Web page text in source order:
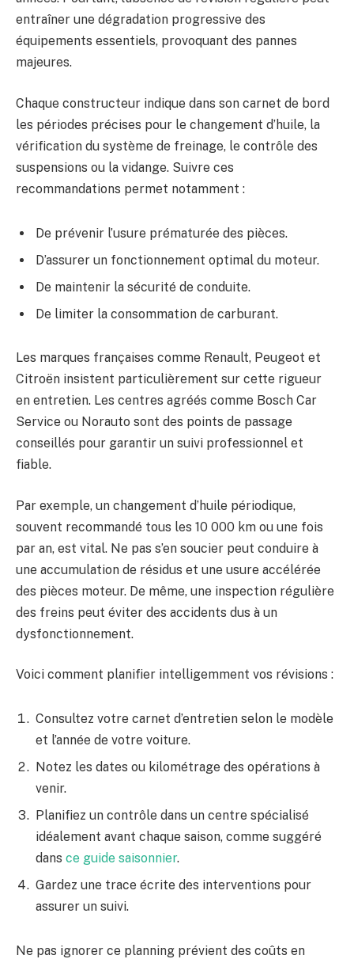
entraîner une dégradation progressive des
équipements essentiels, provoquant des pannes
majeures.
Chaque constructeur indique dans son carnet de bord
les périodes précises pour le changement d’huile, la
vérification du système de freinage, le contrôle des
suspensions ou la vidange. Suivre ces
recommandations permet notamment :
De prévenir l’usure prématurée des pièces.
D’assurer un fonctionnement optimal du moteur.
De maintenir la sécurité de conduite.
De limiter la consommation de carburant.
Les marques françaises comme Renault, Peugeot et
Citroën insistent particulièrement sur cette rigueur
en entretien. Les centres agréés comme Bosch Car
Service ou Norauto sont des points de passage
conseillés pour garantir un suivi professionnel et
fiable.
Par exemple, un changement d’huile périodique,
souvent recommandé tous les 10 000 km ou une fois
par an, est vital. Ne pas s’en soucier peut conduire à
une accumulation de résidus et une usure accélérée
des pièces moteur. De même, une inspection régulière
des freins peut éviter des accidents dus à un
dysfonctionnement.
Voici comment planifier intelligemment vos révisions :
Consultez votre carnet d’entretien selon le modèle
et l’année de votre voiture.
Notez les dates ou kilométrage des opérations à
venir.
Planifiez un contrôle dans un centre spécialisé
idéalement avant chaque saison, comme suggéré
dans ce guide saisonnier.
Gardez une trace écrite des interventions pour
assurer un suivi.
Ne pas ignorer ce planning prévient des coûts en